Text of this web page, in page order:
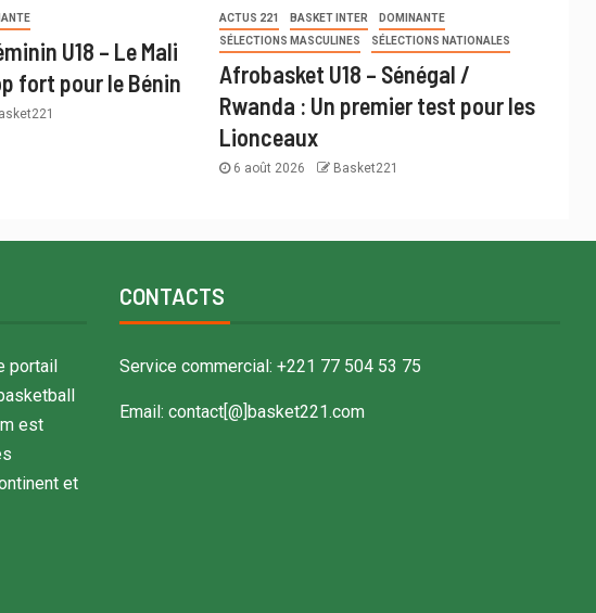
U18 – Le Mali
fort pour le Bénin
ACTUS 221 BASKET INTER
DOMINANTE
SÉLECTIONS MASCULINES
SÉLECTIONS NATIONALES
Afrobasket U18 – Sénégal /
Rwanda : Un premier test pour les
Lionceaux
6 août 2026 Basket221
portail
est
et
CONTACTS
Service commercial: +221 77 504 53 75
Email: contact[@]basket221.com